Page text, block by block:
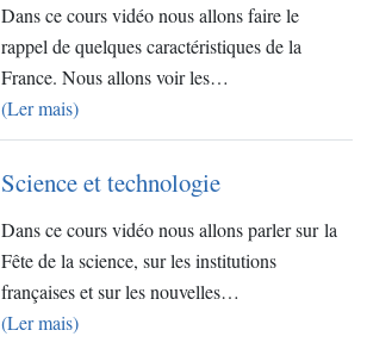
Dans ce cours vidéo nous allons faire le
rappel de quelques caractéristiques de la
France. Nous allons voir les…
(Ler mais)
Science et technologie
Dans ce cours vidéo nous allons parler sur la
Fête de la science, sur les institutions
françaises et sur les nouvelles…
(Ler mais)